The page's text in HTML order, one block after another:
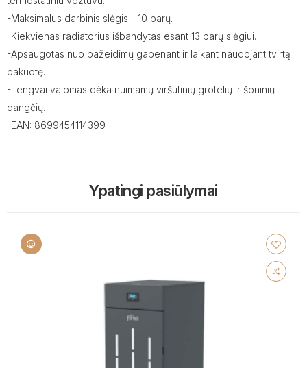
-Maksimalus darbinis slėgis - 10 barų.
-Kiekvienas radiatorius išbandytas esant 13 barų slėgiui.
-Apsaugotas nuo pažeidimų gabenant ir laikant naudojant tvirtą
pakuotę.
-Lengvai valomas dėka nuimamų viršutinių grotelių ir šoninių
dangčių.
-EAN: 8699454114399
Ypatingi pasiūlymai